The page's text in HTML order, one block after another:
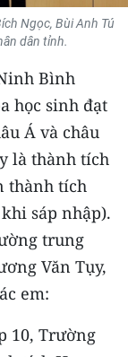
Ngọc, Bùi Anh Tú
dân tỉnh.
Bình
học sinh đạt
Á và châu
là thành tích
thành tích
sáp nhập).
trung
Văn Tụy,
em:
10, Trường